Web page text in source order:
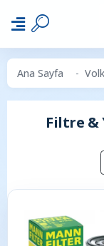
Ana Sayfa
Filtre &